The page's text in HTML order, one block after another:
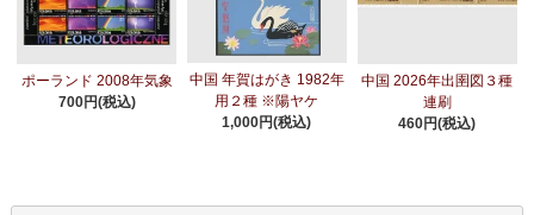
ポーランド 2008年気象
700円(税込)
中国 年賀はがき 1982年
用２種 ※陽ヤケ
1,000円(税込)
中国 2026年出圉図３種
連刷
460円(税込)